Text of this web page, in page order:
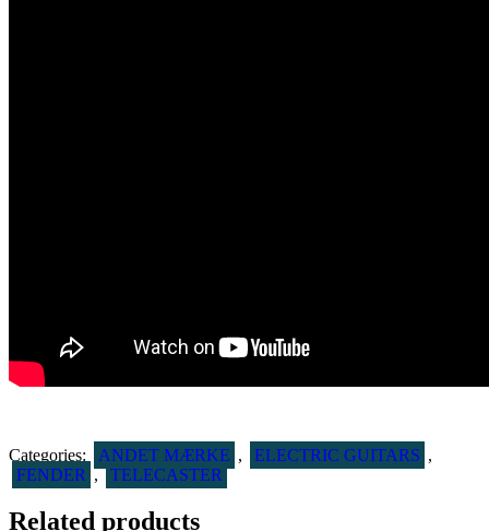
Categories: ANDET MÆRKE , ELECTRIC GUITARS ,
FENDER , TELECASTER
Related products